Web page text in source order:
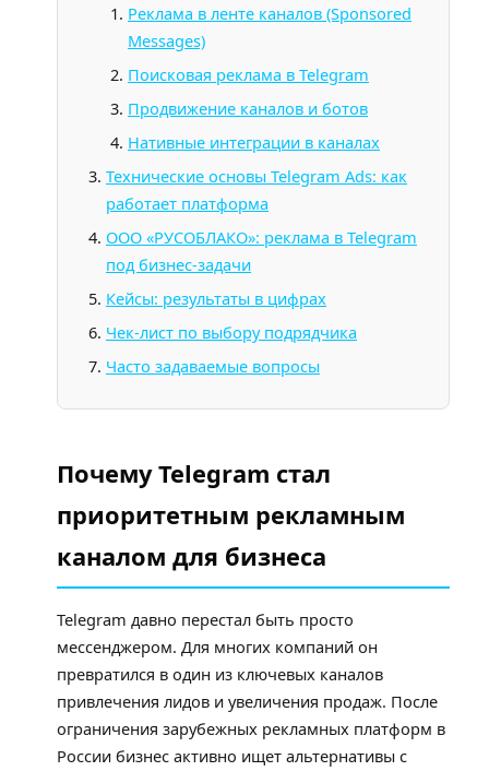
Реклама в ленте каналов (Sponsored
Messages)
Поисковая реклама в Telegram
Продвижение каналов и ботов
Нативные интеграции в каналах
Технические основы Telegram Ads: как
работает платформа
ООО «РУСОБЛАКО»: реклама в Telegram
под бизнес-задачи
Кейсы: результаты в цифрах
Чек-лист по выбору подрядчика
Часто задаваемые вопросы
Почему Telegram стал
приоритетным рекламным
каналом для бизнеса
Telegram давно перестал быть просто
мессенджером. Для многих компаний он
превратился в один из ключевых каналов
привлечения лидов и увеличения продаж. После
ограничения зарубежных рекламных платформ в
России бизнес активно ищет альтернативы с